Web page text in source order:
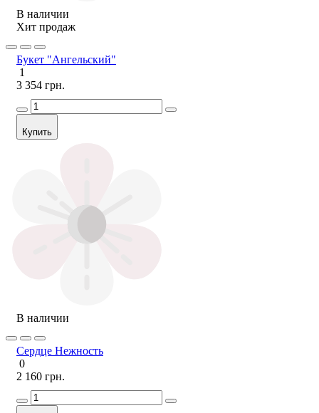
В наличии
Хит продаж
Букет "Ангельский"
1
3 354 грн.
Купить
В наличии
Сердце Нежность
0
2 160 грн.